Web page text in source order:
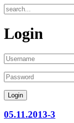
Login
05.11.2013-3